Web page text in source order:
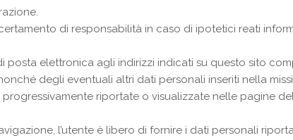
di responsabilità in caso di ipotetici reati
posta elettronica agli indirizzi indicati su questo sito
degli eventuali altri dati personali inseriti nella
riportate o visualizzate nelle pagine
l’utente è libero di fornire i dati personali